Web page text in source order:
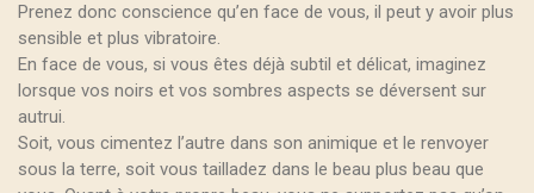
Prenez donc conscience qu’en face de vous, il peut y avoir plus
sensible et plus vibratoire.
En face de vous, si vous êtes déjà subtil et délicat, imaginez
lorsque vos noirs et vos sombres aspects se déversent sur
autrui.
Soit, vous cimentez l’autre dans son animique et le renvoyer
sous la terre, soit vous tailladez dans le beau plus beau que